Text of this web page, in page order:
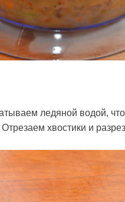
ледяной водой,
хвостики и